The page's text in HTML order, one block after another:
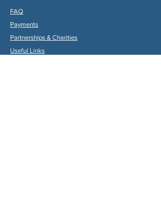
FAQ
Payments
Partnerships & Charities
Useful Links